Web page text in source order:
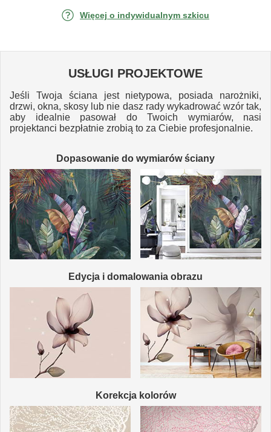
Więcej o indywidualnym szkicu
USŁUGI PROJEKTOWE
Jeśli Twoja ściana jest nietypowa, posiada narożniki,
drzwi, okna, skosy lub nie dasz rady wykadrować wzór tak,
aby idealnie pasował do Twoich wymiarów, nasi
projektanci bezpłatnie zrobią to za Ciebie profesjonalnie.
Dopasowanie do wymiarów ściany
Edycja i domalowania obrazu
Korekcja kolorów